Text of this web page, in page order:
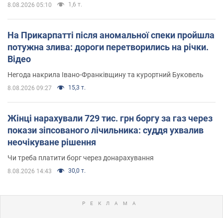
8.08.2026 05:10 1,6 т.
На Прикарпатті після аномальної спеки пройшла
потужна злива: дороги перетворились на річки.
Відео
Негода накрила Івано-Франківщину та курортний Буковель
8.08.2026 09:27 15,3 т.
Жінці нарахували 729 тис. грн боргу за газ через
покази зіпсованого лічильника: суддя ухвалив
неочікуване рішення
Чи треба платити борг через донарахування
8.08.2026 14:43 30,0 т.